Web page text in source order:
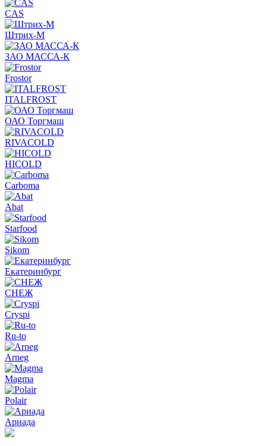
CAS
Штрих-М
ЗАО МАССА-К
Frostor
ITALFROST
ОАО Торгмаш
RIVACOLD
HICOLD
Carboma
Abat
Starfood
Sikom
Екатеринбург
СНЕЖ
Cryspi
Ru-to
Arneg
Magma
Polair
Ариада